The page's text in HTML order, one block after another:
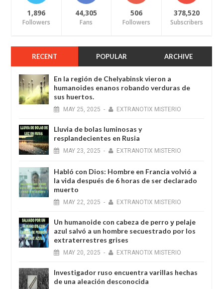
1,896
Followers
44,305
Fans
506
Followers
378,520
Subscribers
RECENT POPULAR ARCHIVE
En la región de Chelyabinsk vieron a
humanoides enanos robando verduras de
sus huertos.
MAY 25, 2025 - EXTRANOTIX MISTERIO
Lluvia de bolas luminosas y
resplandecientes en Rusia
MAY 23, 2025 - EXTRANOTIX MISTERIO
Habló con Dios: Hombre en Francia volvió a
la vida después de 6 horas de ser declarado
muerto
MAY 22, 2025 - EXTRANOTIX MISTERIO
Un humanoide con cabeza de perro у pelaje
azul salvó a un hombre secuestrado por los
extraterrestres grises
MAY 20, 2025 - EXTRANOTIX MISTERIO
Investigador ruso encuentra varillas hechas
de una aleación desconocida